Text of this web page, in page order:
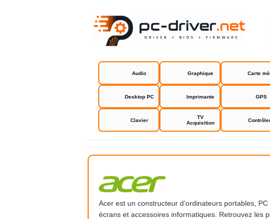
Audio Graphique Carte
Desktop PC Imprimante GPS
Clavier
TV
Acquisition
Acer
Acer est un constructeur d’ordinateurs portables,
écrans et accessoires informatiques. Retrouvez les